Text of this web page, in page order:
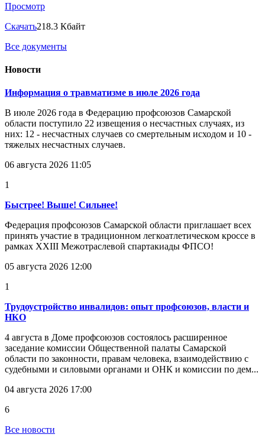
Просмотр
Скачать218.3 Кбайт
Все документы
Новости
Информация о травматизме в июле 2026 года
В июле 2026 года в Федерацию профсоюзов Самарской
области поступило 22 извещения о несчастных случаях, из
них: 12 - несчастных случаев со смертельным исходом и 10 -
тяжелых несчастных случаев.
06 августа 2026 11:05
1
Быстрее! Выше! Сильнее!
Федерация профсоюзов Самарской области приглашает всех
принять участие в традиционном легкоатлетическом кроссе в
рамках XXIII Межотраслевой спартакиады ФПСО!
05 августа 2026 12:00
1
Трудоустройство инвалидов: опыт профсоюзов, власти и
НКО
4 августа в Доме профсоюзов состоялось расширенное
заседание комиссии Общественной палаты Самарской
области по законности, правам человека, взаимодействию с
судебными и силовыми органами и ОНК и комиссии по дем...
04 августа 2026 17:00
6
Все новости